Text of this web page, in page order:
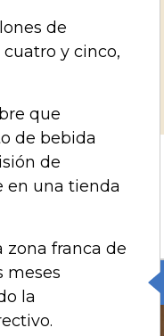
de
y cinco,
que
de bebida
de
en una tienda
zona franca de
meses
la